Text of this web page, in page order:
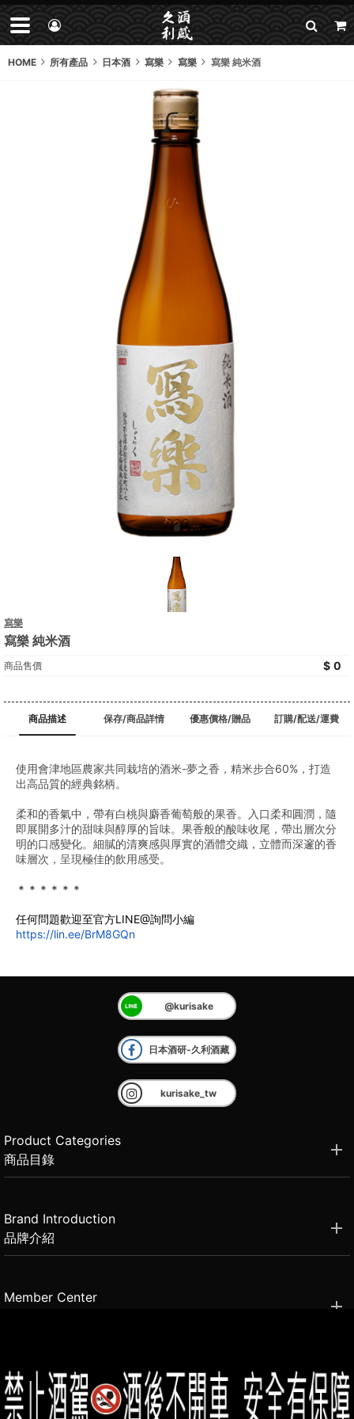
HOME 所有產品 日本酒 寫樂 寫樂 寫樂 純米酒
寫樂
寫樂 純米酒
商品售價 0
商品描述 保存/商品詳情 優惠價格/贈品 訂購/配送/運費
使用會津地區農家共同栽培的酒米-夢之香，精米步合60%，打造
出高品質的經典銘柄。
柔和的香氣中，帶有白桃與麝香葡萄般的果香。入口柔和圓潤，隨
即展開多汁的甜味與醇厚的旨味。果香般的酸味收尾，帶出層次分
明的口感變化。細膩的清爽感與厚實的酒體交織，立體而深邃的香
味層次，呈現極佳的飲用感受。
﻿＊＊＊＊＊＊
任何問題歡迎至官方LINE@詢問小編
https://lin.ee/BrM8GQn
@kurisake
日本酒研-久利酒藏
kurisake_tw
Product Categories
商品目錄
Brand Introduction
品牌介紹
Member Center
2021思橙國際有限公司 版權所有 禁止轉貼節錄 All rights reserved.